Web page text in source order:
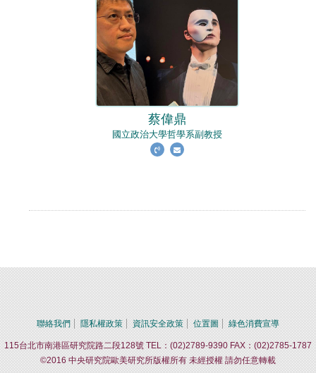
蔡偉鼎
國立政治大學哲學系副教授
聯絡我們 隱私權政策 資訊安全政策 位置圖 綠色消費宣導
115台北市南港區研究院路二段128號 TEL：(02)2789-9390 FAX：(02)2785-1787
©2016 中央研究院歐美研究所版權所有 未經授權 請勿任意轉載